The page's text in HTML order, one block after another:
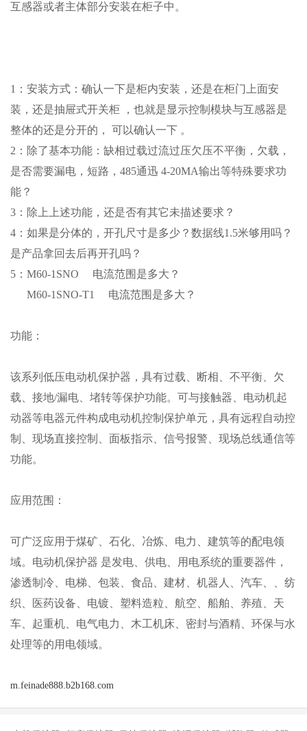
互感器或者主体部分安装在柜子中。
1：安装方式：确认一下是柜内安装，还是在柜门上面安
装，还是抽屉式开关柜 ，也就是显示控制模块与互感器是
整体的还是分开的， 可以确认一下 。
2：除了基本功能：缺相过载过流过压欠压不平衡，欠载，
是否需要漏电，短路，485通迅 4-20MA输出等特殊要求功
能？
3：除上上述功能，还是否有其它未描述要求？
4：如果是分体的，开孔尺寸是多少？数据线1.5米够用吗？
是产品拿回去后再开孔吗？
5：M60-1SNO 电流范围是多大？
M60-1SNO-T1 电流范围是多大？
功能：
该系列低压电动机保护器，具有过载、断相、不平衡、欠
载、接地/漏电、堵转等保护功能。可与接触器、电动机起
动器等电器元件构成电动机控制保护单元，具有远程自动控
制、现场直接控制、面板指示、信号报警、现场总线通信等
功能。
应用范围：
可广泛应用于煤矿、石化、冶炼、电力、建筑等的配电领
域。电动机保护器 是发电、供电、用电系统的重要器件，
渗透制冷、电梯、包装、食品、建材、机器人、汽车、、纺
织、医药设备、电镀、塑料造粒、航空、船舶、养殖、天
车、起重机、电气电力、木工机床、密封与酒精、环保与水
处理等的用电领域。
m.feinade888.b2b168.com